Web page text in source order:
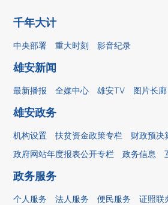
千年大计
中央部署 重大时刻 影音纪录
雄安新闻
最新播报 全媒中心 雄安TV 图片长廊
雄安政务
机构设置 扶贫资金政策专栏
财政预决
政府网站年度报表公开专栏
政务信息
政务服务
个人服务 法人服务 便民服务 证照联